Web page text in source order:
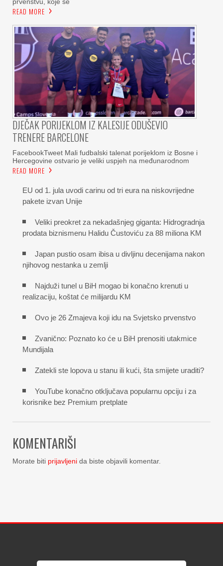
READ MORE
DJEČAK PORIJEKLOM IZ KALESIJE ODUŠEVIO
TRENERE BARCELONE
FacebookTweet Mali fudbalski talenat porijeklom iz Bosne i
Hercegovine ostvario je veliki uspjeh na međunarodnom
READ MORE
EU od 1. jula uvodi carinu od tri eura na niskovrijedne
pakete izvan Unije
Veliki preokret za nekadašnjeg giganta: Hidrogradnja
prodata biznismenu Halidu Čustoviću za 88 miliona KM
Japan pustio osam ibisa u divljinu decenijama nakon
njihovog nestanka u zemlji
Najduži tunel u BiH mogao bi konačno krenuti u
realizaciju, koštat će milijardu KM
Ovo je 26 Zmajeva koji idu na Svjetsko prvenstvo
Zvanično: Poznato ko će u BiH prenositi utakmice
Mundijala
Zatekli ste lopova u stanu ili kući, šta smijete uraditi?
YouTube konačno otključava popularnu opciju i za
korisnike bez Premium pretplate
KOMENTARIŠI
Morate biti prijavljeni da biste objavili komentar.